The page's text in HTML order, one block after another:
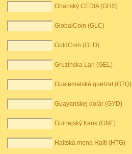
Ghanský CEDIA (GHS)
GlobalCoin (GLC)
GoldCoin (GLD)
Gruzínska Lari (GEL)
Guatemalská quetzal (GTQ)
Guayanskej dolár (GYD)
Guinejský frank (GNF)
Haitská mena Haiti (HTG)